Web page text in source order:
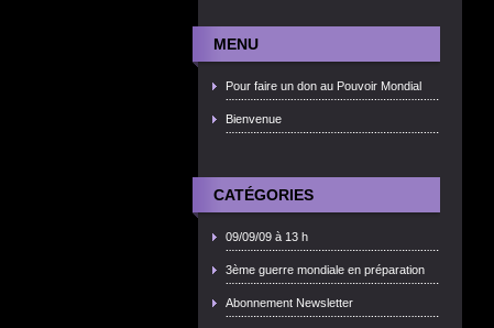
MENU
Pour faire un don au Pouvoir Mondial
Bienvenue
CATÉGORIES
09/09/09 à 13 h
3ème guerre mondiale en préparation
Abonnement Newsletter